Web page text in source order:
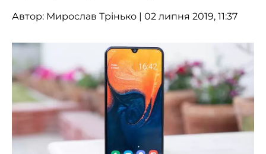
Автор: Мирослав Трінько | 02 липня 2019, 11:37